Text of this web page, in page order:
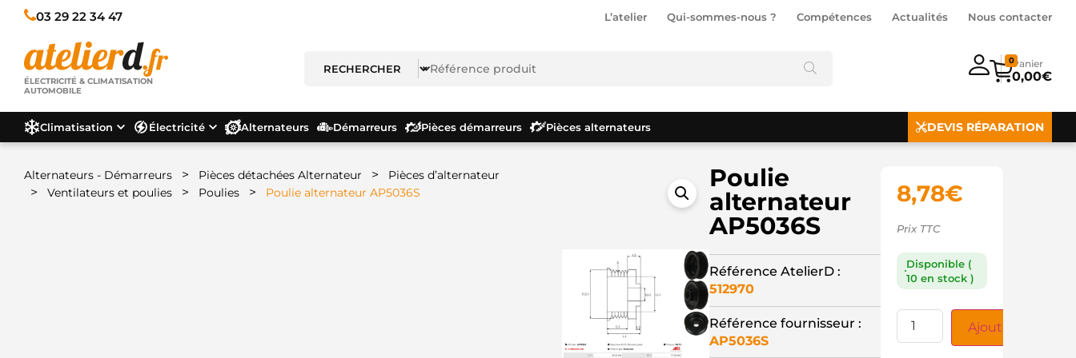
03 29 22 34 47 L’atelier Qui-sommes-nous ? Compétences Actualités Nous contacter
ÉLECTRICITÉ & CLIMATISATION
AUTOMOBILE
0,00€
0
Climatisation Électricité Alternateurs Démarreurs Pièces démarreurs Pièces alternateurs DEVIS RÉPARATION
Alternateurs - Démarreurs > Pièces détachées Alternateur > Pièces d’alternateur
> Ventilateurs et poulies > Poulies > Poulie alternateur AP5036S
Poulie
alternateur
AP5036S
Référence AtelierD :
512970
Référence fournisseur :
AP5036S
8,78€
Prix TTC
Disponible (
10 en stock )
Ajouter au